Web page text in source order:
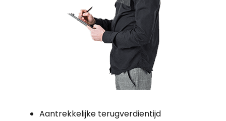
Aantrekkelijke terugverdientijd